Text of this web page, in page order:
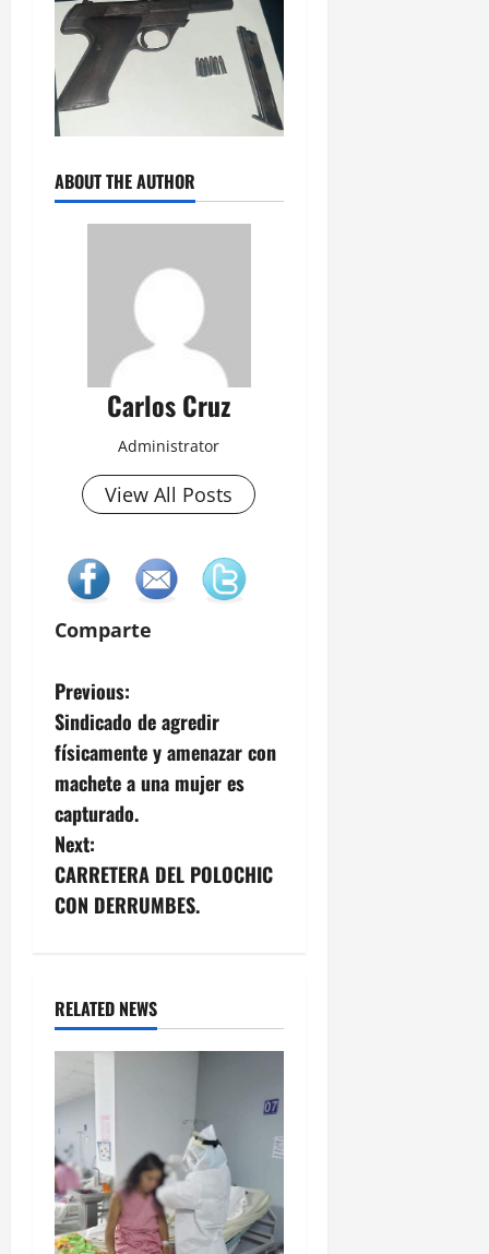
ABOUT THE AUTHOR
Carlos Cruz
Administrator
View All Posts
Comparte
P
o
s
t
n
a
i
g
a
t
i
Previous:
Sindicado de agredir
físicamente y amenazar con
machete a una mujer es
capturado.
Next:
CARRETERA DEL POLOCHIC
CON DERRUMBES.
RELATED NEWS